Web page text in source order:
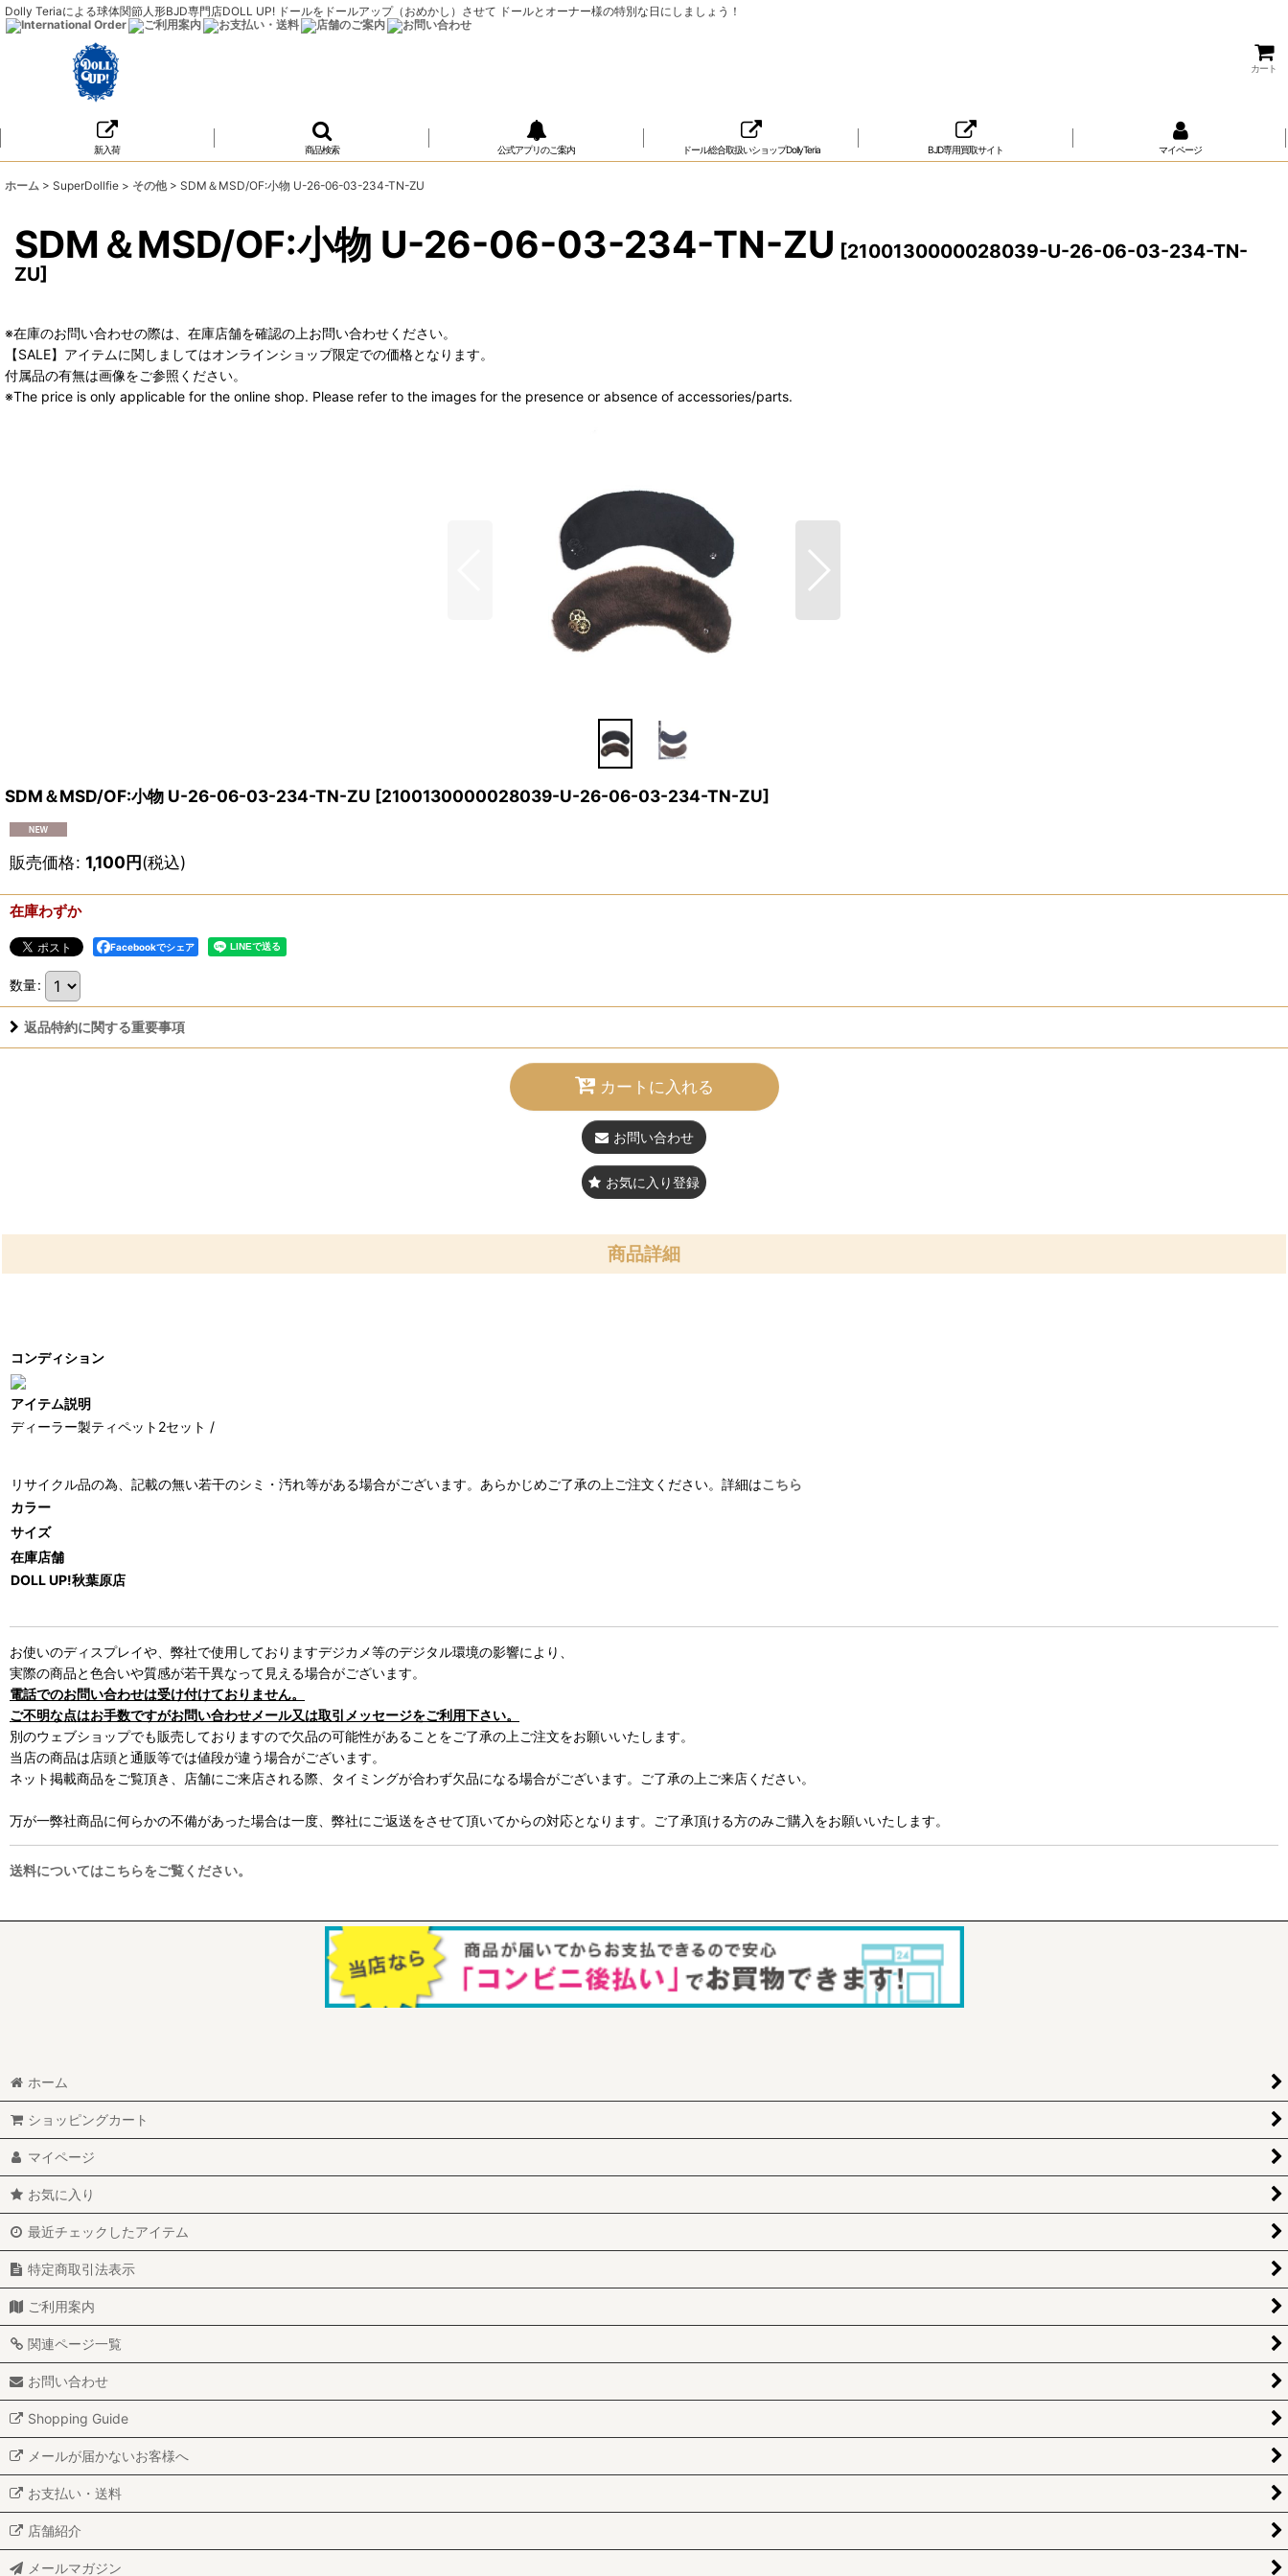
Dolly Teriaによる球体関節人形BJD専門店DOLL UP! ドールをドールアップ（おめかし）させて ドールとオーナー様の特別な日にしましょう！
カート
新入荷 商品検索 公式アプリのご案内 ドール総合取扱いショップDollyTeria BJD専用買取サイト マイページ
ホーム > SuperDollfie > その他 > SDM＆MSD/OF:小物 U-26-06-03-234-TN-ZU
SDM＆MSD/OF:小物 U-26-06-03-234-TN-ZU [2100130000028039-U-26-06-03-234-TN-
ZU]
※在庫のお問い合わせの際は、在庫店舗を確認の上お問い合わせください。
【SALE】アイテムに関しましてはオンラインショップ限定での価格となります。
付属品の有無は画像をご参照ください。
※The price is only applicable for the online shop. Please refer to the images for the presence or absence of accessories/parts.
SDM＆MSD/OF:小物 U-26-06-03-234-TN-ZU [2100130000028039-U-26-06-03-234-TN-ZU]
販売価格: 1,100円(税込)
在庫わずか
Facebookでシェア
数量:
返品特約に関する重要事項
カートに入れる
お問い合わせ
お気に入り登録
商品詳細
コンディション
アイテム説明
ディーラー製ティペット2セット /
リサイクル品の為、記載の無い若干のシミ・汚れ等がある場合がございます。あらかじめご了承の上ご注文ください。詳細はこちら
カラー
サイズ
在庫店舗
DOLL UP!秋葉原店
お使いのディスプレイや、弊社で使用しておりますデジカメ等のデジタル環境の影響により、
実際の商品と色合いや質感が若干異なって見える場合がございます。
電話でのお問い合わせは受け付けておりません。
ご不明な点はお手数ですがお問い合わせメール又は取引メッセージをご利用下さい。
別のウェブショップでも販売しておりますので欠品の可能性があることをご了承の上ご注文をお願いいたします。
当店の商品は店頭と通販等では値段が違う場合がございます。
ネット掲載商品をご覧頂き、店舗にご来店される際、タイミングが合わず欠品になる場合がございます。ご了承の上ご来店ください。
万が一弊社商品に何らかの不備があった場合は一度、弊社にご返送をさせて頂いてからの対応となります。ご了承頂ける方のみご購入をお願いいたします。
送料についてはこちらをご覧ください。
ホーム
ショッピングカート
マイページ
お気に入り
最近チェックしたアイテム
特定商取引法表示
ご利用案内
関連ページ一覧
お問い合わせ
Shopping Guide
メールが届かないお客様へ
お支払い・送料
店舗紹介
メールマガジン